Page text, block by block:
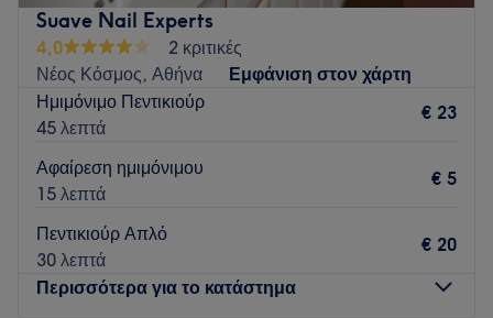
Suave Nail Experts
4,0
2 κριτικές
Νέος Κόσμος, Αθήνα
Εμφάνιση στον χάρτη
Ημιμόνιμο Πεντικιούρ
45 λεπτά
€ 23
Αφαίρεση ημιμόνιμου
15 λεπτά
€ 5
Πεντικιούρ Απλό
30 λεπτά
€ 20
Περισσότερα για το κατάστημα